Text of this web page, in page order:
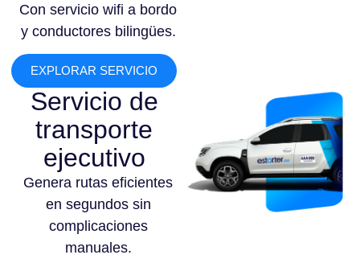
Con servicio wifi a bordo
y conductores bilingües.
EXPLORAR SERVICIO
Servicio de
transporte
ejecutivo
Genera rutas eficientes
en segundos sin
complicaciones
manuales.